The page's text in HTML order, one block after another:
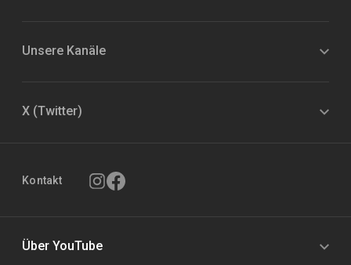
Unsere Kanäle
X (Twitter)
Kontakt
Über YouTube